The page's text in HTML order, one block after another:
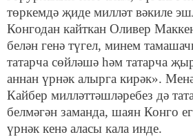
төркемдә җиде милләт вәкиле
Конгодан кайткан Оливер
белән генә түгел, минем
татарча сөйләшә һәм татарча
аннан үрнәк алырга кирәк».
Кайбер милләттәшләребез дә
белмәгән заманда, шаян Конго
үрнәк кенә аласы кала инде.